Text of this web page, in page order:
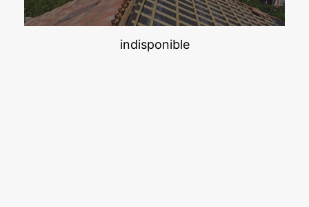
indisponible